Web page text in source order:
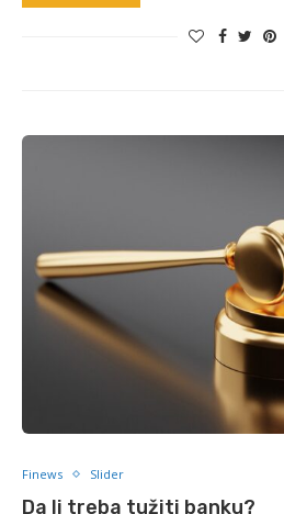
Finews Slider
Da li treba tužiti banku?